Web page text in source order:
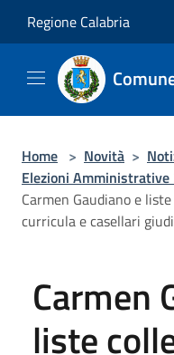
Regione Calabria
Home > Novità >
Elezioni Amministrative
Carmen Gaudiano e
curricula e casellari
Carmen
liste